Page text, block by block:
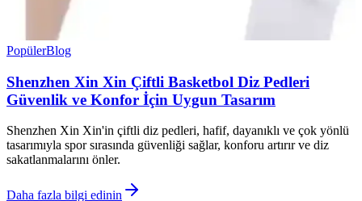
PopülerBlog
Shenzhen Xin Xin Çiftli Basketbol Diz Pedleri
Güvenlik ve Konfor İçin Uygun Tasarım
Shenzhen Xin Xin'in çiftli diz pedleri, hafif, dayanıklı ve çok yönlü
tasarımıyla spor sırasında güvenliği sağlar, konforu artırır ve diz
sakatlanmalarını önler.
Daha fazla bilgi edinin